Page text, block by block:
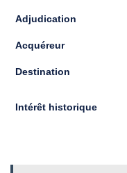
Adjudication
Acquéreur
Destination
Intérêt historique